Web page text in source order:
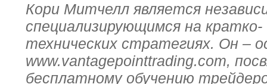
Кори Митчелл является
специализирующимся на кратко-
технических стратегиях. Он –
www.vantagepointtrading.com,
бесплатному обучению